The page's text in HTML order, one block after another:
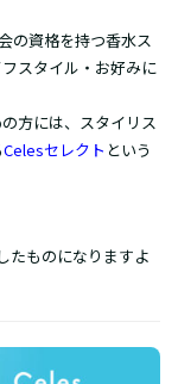
の資格を持つ香水ス
スタイル・お好みに
方には、スタイリス
Celesセレクト という
たものになりますよ